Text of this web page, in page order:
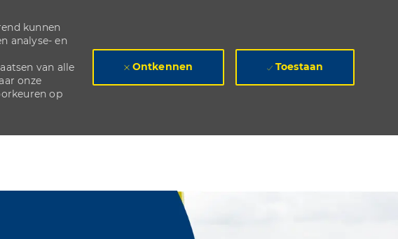
kunnen
analyse- en
van alle
onze
op
Ontkennen Toestaan